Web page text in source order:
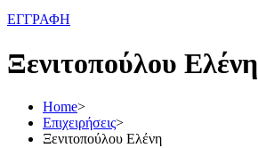
ΕΓΓΡΑΦΗ
Ξενιτοπούλου Ελένη
Home>
Επιχειρήσεις>
Ξενιτοπούλου Ελένη